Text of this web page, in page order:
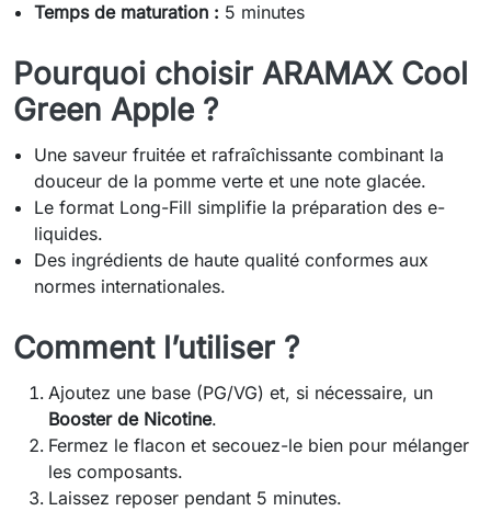
Temps de maturation : 5 minutes
Pourquoi choisir ARAMAX Cool
Green Apple ?
Une saveur fruitée et rafraîchissante combinant la
douceur de la pomme verte et une note glacée.
Le format Long-Fill simplifie la préparation des e-
liquides.
Des ingrédients de haute qualité conformes aux
normes internationales.
Comment l’utiliser ?
Ajoutez une base (PG/VG) et, si nécessaire, un
Booster de Nicotine.
Fermez le flacon et secouez-le bien pour mélanger
les composants.
Laissez reposer pendant 5 minutes.